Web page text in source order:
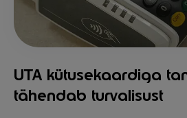
UTA kütusekaardiga
tähendab turvalisust